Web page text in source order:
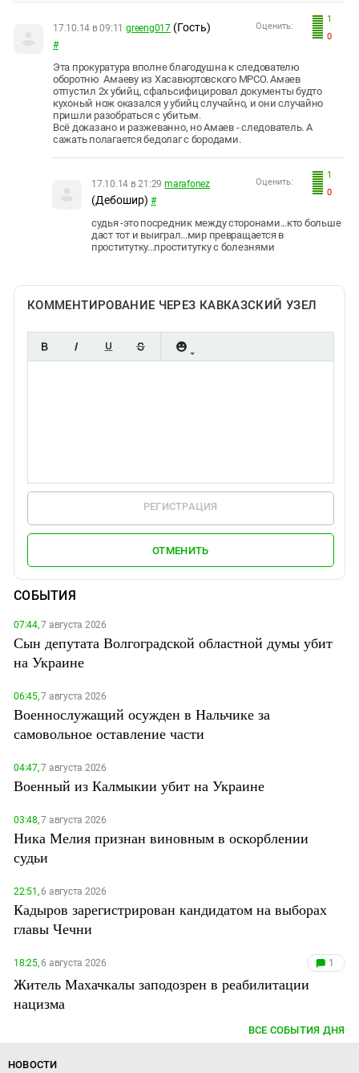
1
0
Оценить:
17.10.14 в 09:11 greeng017 (Гость)
#
Эта прокуратура вполне благодушна к следователю
оборотню Амаеву из Хасавюртовского МРСО. Амаев
отпустил 2х убийц, сфальсифицировал документы будто
кухоный нож оказался у убийц случайно, и они случайно
пришли разобраться с убитым.
Всё доказано и разжеванно, но Амаев - следователь. А
сажать полагается бедолаг с бородами.
1
0
Оценить:
17.10.14 в 21:29 marafonez
(Дебошир) #
судья -это посредник между сторонами...кто больше
даст тот и выиграл...мир превращается в
проститутку...проститутку с болезнями
КОММЕНТИРОВАНИЕ ЧЕРЕЗ КАВКАЗСКИЙ УЗЕЛ
РЕГИСТРАЦИЯ
ОТМЕНИТЬ
СОБЫТИЯ
07:44,7 августа 2026
Сын депутата Волгоградской областной думы убит
на Украине
06:45,7 августа 2026
Военнослужащий осужден в Нальчике за
самовольное оставление части
04:47,7 августа 2026
Военный из Калмыкии убит на Украине
03:48,7 августа 2026
Ника Мелия признан виновным в оскорблении
судьи
22:51,6 августа 2026
Кадыров зарегистрирован кандидатом на выборах
главы Чечни
18:25,6 августа 2026 1
Житель Махачкалы заподозрен в реабилитации
нацизма
ВСЕ СОБЫТИЯ ДНЯ
НОВОСТИ